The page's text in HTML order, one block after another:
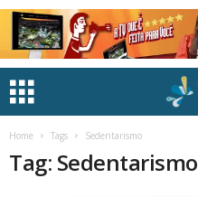
Home Tags Sedentarismo
Tag: Sedentarismo